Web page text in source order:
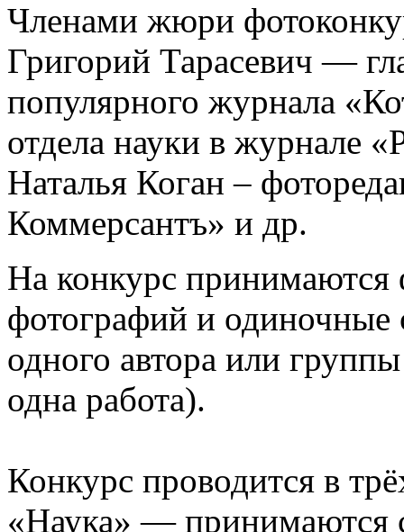
Членами жюри
Григорий Тарасевич —
популярного журнала
отдела науки в журнале
Наталья Коган –
Коммерсантъ» и др.
На конкурс
фотографий и одиночные
одного автора или
одна работа).
Конкурс проводится в
«Наука» — принимаются